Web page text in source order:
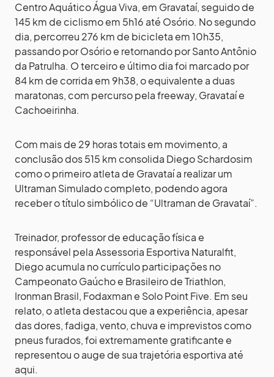
Centro Aquático Água Viva, em Gravataí, seguido de
145 km de ciclismo em 5h16 até Osório. No segundo
dia, percorreu 276 km de bicicleta em 10h35,
passando por Osório e retornando por Santo Antônio
da Patrulha. O terceiro e último dia foi marcado por
84 km de corrida em 9h38, o equivalente a duas
maratonas, com percurso pela freeway, Gravataí e
Cachoeirinha.
Com mais de 29 horas totais em movimento, a
conclusão dos 515 km consolida Diego Schardosim
como o primeiro atleta de Gravataí a realizar um
Ultraman Simulado completo, podendo agora
receber o título simbólico de “Ultraman de Gravataí”.
Treinador, professor de educação física e
responsável pela Assessoria Esportiva Naturalfit,
Diego acumula no currículo participações no
Campeonato Gaúcho e Brasileiro de Triathlon,
Ironman Brasil, Fodaxman e Solo Point Five. Em seu
relato, o atleta destacou que a experiência, apesar
das dores, fadiga, vento, chuva e imprevistos como
pneus furados, foi extremamente gratificante e
representou o auge de sua trajetória esportiva até
aqui.